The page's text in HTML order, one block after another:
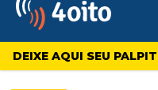
4oito
DEIXE AQUI SEU